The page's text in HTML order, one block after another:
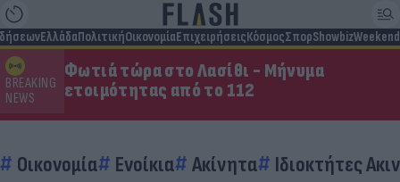
ΕλλάδαΠολιτικήΟικονομίαΕπιχειρήσειςΚόσμοςΣπορShowbizWeekend
BREAKING
NEWS
Φωτιά τώρα στο Λασίθι - Μήνυμα
ετοιμότητας από το 112
Οικονομία Ενοίκια Ακίνητα Ιδιοκτήτες